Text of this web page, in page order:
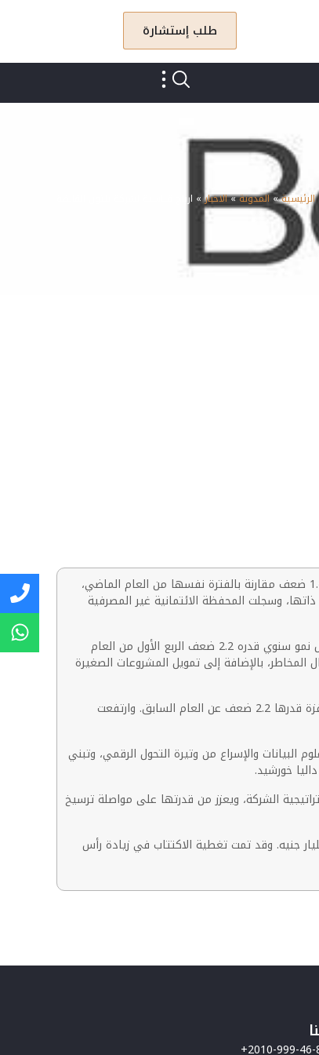
طلب إستشارة
الرئيسية»المدونة»الاخبار» ارباح قياسية لشركة بلتون القابضة
استهلت شركة بلتون القابضة العام بنتائج قياسية، إذ حققت صافي أرباح قدره 703 ملايين جنيه خلال الربع الأول من عام 2025، بزيادة قدرها 1.4 ضعف مقارنة بالفترة نفسها من العام الماضي،
بأكثر من الضعف على أساس سنوي لتصل إلى 2.8 مليار جنيه خلال الفترة ذاتها، وسجلت المحفظة الائتمانية غير المصرفية
محفزات النمو: حققت منصة الأنشطة المالية غير المصرفية التابعة لبلتون إيرادات تشغيلية قدرها 2.3 مليار جنيه خلال فترة الثلاثة أشهر، بمعدل نمو سنوي قدره 2.2 ضعف الربع الأول من العام
المخاطر، بالإضافة إلى تمويل المشروعات الصغيرة
جاء صافي الربح أيضا مدعوما بالإيرادات التشغيلية لمنصة بنك الاستثمار التابعة لبلتون، التي بلغت 531 مليون جنيه خلال الربع الأول، مسجلة قفزة قدرها 2.2 ضعف عن العام السابق. وارتفعت
البيانات والإسراع من وتيرة التحول الرقمي، وتبني
خورشيد.
10.5 مليار جنيه في أبريل 2025 يعكس ثقة المساهمين في استراتيجية الشركة، ويعزز من قدرتها على مواصلة ترسيخ
بلتون القابضة زيادة رأسمال ثانية ضخمة بقيمة 10.5 مليار جنيه الشهر الماضي، ليصل بذلك إجمالي رأس المال المدفوع إلى 21.4 مليار جنيه. وقد تمت تغطية الاكتتاب في زيادة رأس
+2010-999-46-